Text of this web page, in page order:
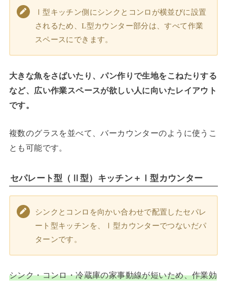
Ⅰ型キッチン側にシンクとコンロが横並びに設置
されるため、L型カウンター部分は、すべて作業
スペースにできます。
大きな魚をさばいたり、パン作りで生地をこねたりする
など、広い作業スペースが欲しい人に向いたレイアウト
です。
複数のグラスを並べて、バーカウンターのように使うこ
とも可能です。
セパレート型（Ⅱ型）キッチン＋Ⅰ型カウンター
シンクとコンロを向かい合わせで配置したセパレ
ート型キッチンを、Ⅰ型カウンターでつないだパ
ターンです。
シンク・コンロ・冷蔵庫の家事動線が短いため、作業効